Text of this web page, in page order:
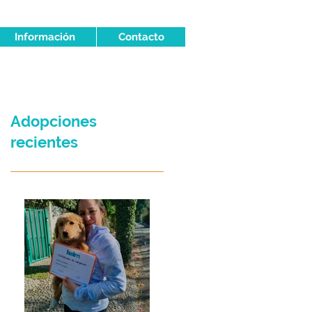
Información Contacto
Adopciones
recientes